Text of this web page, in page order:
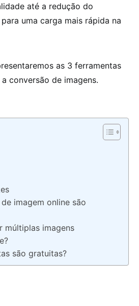
até a redução do
uma carga mais rápida na
as 3 ferramentas
conversão de imagens.
imagem online são
múltiplas imagens
são gratuitas?